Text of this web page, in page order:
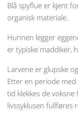
Blå spyflue er kjent
organisk materiale.
Hunnen legger
er typiske maddiker,
Larvene er glupske
Etter en periode
tid klekkes de
livssyklusen fullføres